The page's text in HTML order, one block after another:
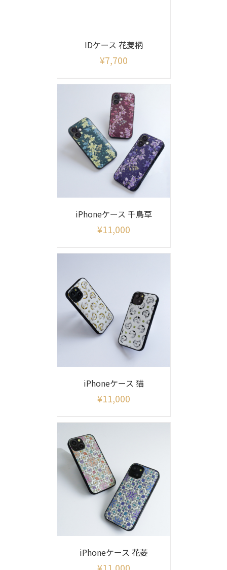
IDケース 花菱柄
¥7,700
iPhoneケース 千鳥草
¥11,000
iPhoneケース 猫
¥11,000
iPhoneケース 花菱
¥11,000